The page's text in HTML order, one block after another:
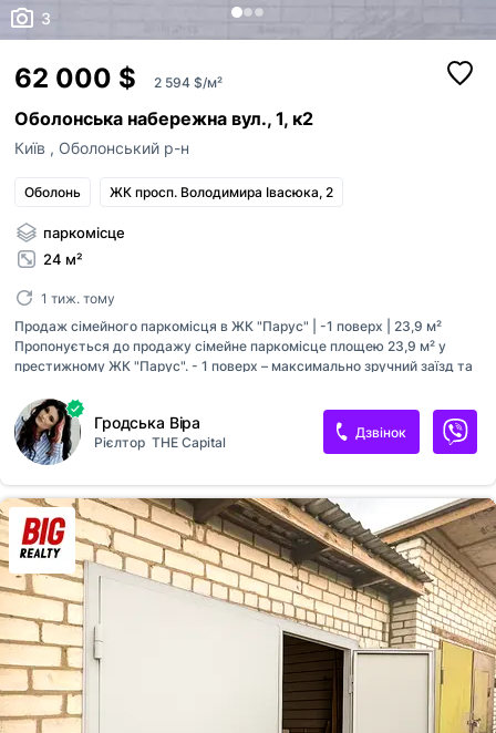
3
62 000 $ 2 594 $/м²
Оболонська набережна вул., 1, к2
Київ , Оболонський р-н
Оболонь ЖК просп. Володимира Івасюка, 2
паркомісце
24 м²
1 тиж. тому
Продаж сімейного паркомісця в ЖК "Парус" | -1 поверх | 23,9 м²
Пропонується до продажу сімейне паркомісце площею 23,9 м² у
престижному ЖК "Парус". - 1 поверх – максимально зручний заїзд та
автомобілів. Просторий та сучасний підземний паркінг із цілодобовою
охороною. ЖК "Парус" – будинок бізнес-класу в одному з найкращих
районів столиці, з прямим виходом до парку Наталка та набережної
Дніпра. Вдале розташування, високий рівень безпеки та комфорту
роблять це паркомісце чудовою інвестицією як для власного
користування, так і для здачі в оренду. ️ Вартість: 62 000 $ ️ Готові
розглянути Вашу пропозицію. A 3 2 9 1 8
Гродська Віра
Рієлтор THE Capital
Дзвінок